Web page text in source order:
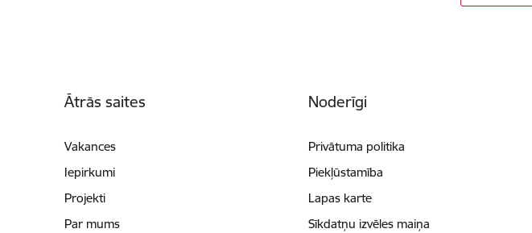
Ātrās saites
Vakances
Iepirkumi
Projekti
Par mums
Noderīgi
Privātuma politika
Piekļūstamība
Lapas karte
Sīkdatņu izvēles maiņa